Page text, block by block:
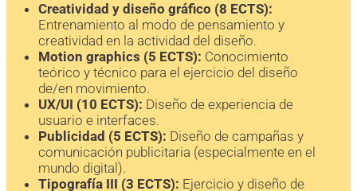
Creatividad y diseño gráfico (8 ECTS):
Entrenamiento al modo de pensamiento y
creatividad en la actividad del diseño.
Motion graphics (5 ECTS): Conocimiento
teórico y técnico para el ejercicio del diseño
de/en movimiento.
UX/UI (10 ECTS): Diseño de experiencia de
usuario e interfaces.
Publicidad (5 ECTS): Diseño de campañas y
comunicación publicitaria (especialmente en el
mundo digital).
Tipografía III (3 ECTS): Ejercicio y diseño de